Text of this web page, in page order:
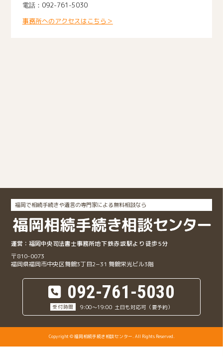
092-761-5030
事務所へのアクセスはこちら＞
福岡で相続手続きや遺言の専門家による無料相談なら
福岡中央司法書士事務所地下鉄赤坂駅より徒歩5分
〒810-0073
福岡県福岡市中央区舞鶴3丁目2−31 舞鶴栄光ビル3階
092-761-5030
9:00～19:00 土日も対応可（要予約）
Copyright © 福岡相続手続き相談センター. All Rights Reserved.